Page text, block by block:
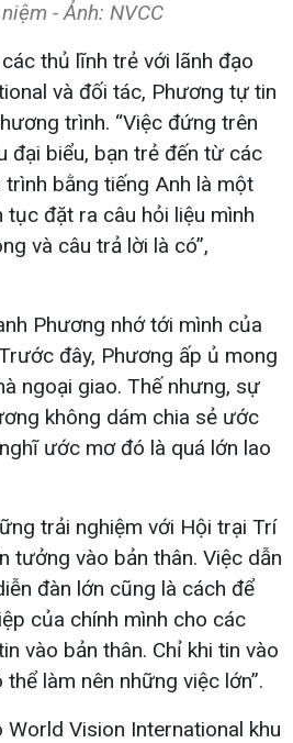
- Ảnh: NVCC
thủ lĩnh trẻ với lãnh đạo
và đối tác, Phương tự tin
trình. “Việc đứng trên
đại biểu, bạn trẻ đến từ các
bằng tiếng Anh là một
tục đặt ra câu hỏi liệu mình
và câu trả lời là có”,
Phương nhớ tới mình của
đây, Phương ấp ủ mong
ngoại giao. Thế nhưng, sự
không dám chia sẻ ước
ước mơ đó là quá lớn lao
trải nghiệm với Hội trại Trí
tưởng vào bản thân. Việc dẫn
đàn lớn cũng là cách để
của chính mình cho các
vào bản thân. Chỉ khi tin vào
làm nên những việc lớn”.
Vision International khu